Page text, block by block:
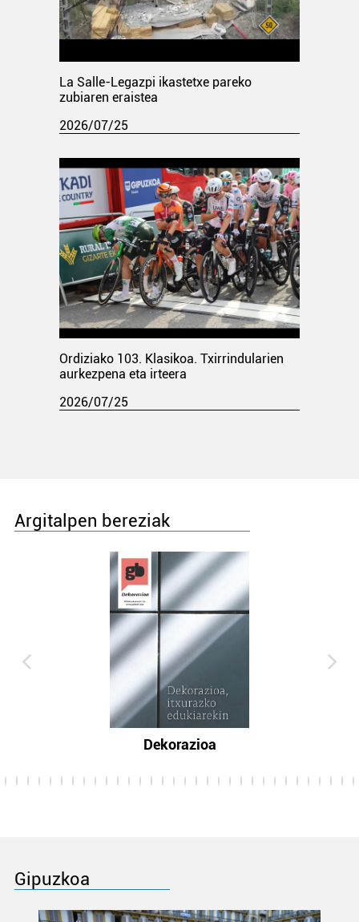
La Salle-Legazpi ikastetxe pareko
zubiaren eraistea
2026/07/25
Ordiziako 103. Klasikoa. Txirrindularien
aurkezpena eta irteera
2026/07/25
Argitalpen bereziak
Dekorazioa
Gipuzkoa